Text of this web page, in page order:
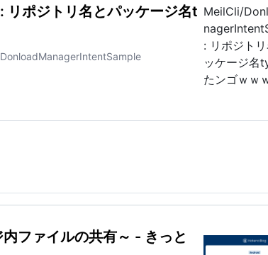
ポジトリ名とパッケージ名t
ケージ名typoしたンゴｗｗｗ
ファイルの共有～ - きっと